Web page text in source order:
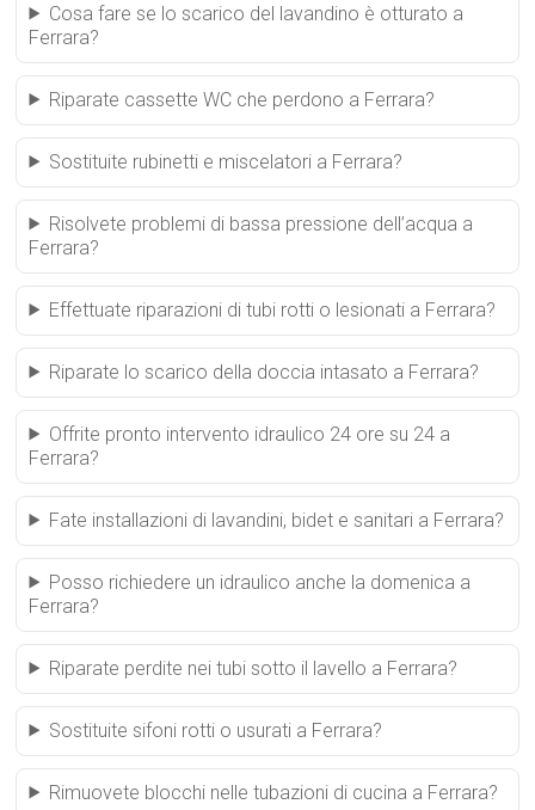
Cosa fare se lo scarico del lavandino è otturato a
Ferrara?
Riparate cassette WC che perdono a Ferrara?
Sostituite rubinetti e miscelatori a Ferrara?
Risolvete problemi di bassa pressione dell’acqua a
Ferrara?
Effettuate riparazioni di tubi rotti o lesionati a Ferrara?
Riparate lo scarico della doccia intasato a Ferrara?
Offrite pronto intervento idraulico 24 ore su 24 a
Ferrara?
Fate installazioni di lavandini, bidet e sanitari a Ferrara?
Posso richiedere un idraulico anche la domenica a
Ferrara?
Riparate perdite nei tubi sotto il lavello a Ferrara?
Sostituite sifoni rotti o usurati a Ferrara?
Rimuovete blocchi nelle tubazioni di cucina a Ferrara?